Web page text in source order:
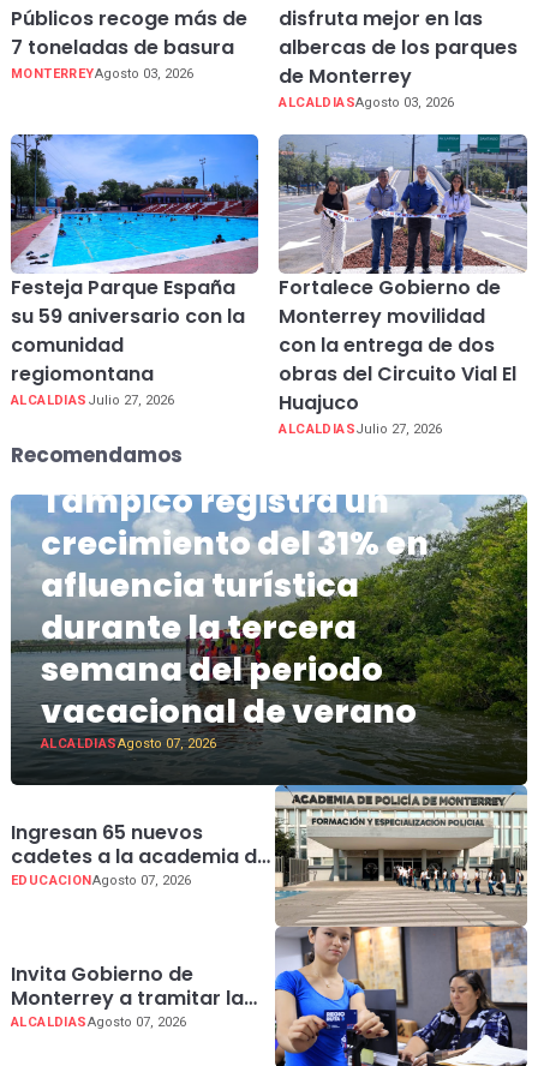
Públicos recoge más de
7 toneladas de basura
MONTERREYAgosto 03, 2026
disfruta mejor en las
albercas de los parques
de Monterrey
ALCALDIASAgosto 03, 2026
Festeja Parque España
su 59 aniversario con la
comunidad
regiomontana
ALCALDIAS Julio 27, 2026
Fortalece Gobierno de
Monterrey movilidad
con la entrega de dos
obras del Circuito Vial El
Huajuco
ALCALDIASJulio 27, 2026
Recomendamos
Tampico registra un
crecimiento del 31% en
afluencia turística
durante la tercera
semana del periodo
vacacional de verano
ALCALDIASAgosto 07, 2026
Ingresan 65 nuevos
cadetes a la academia de
policía de Monterrey
EDUCACIONAgosto 07, 2026
Invita Gobierno de
Monterrey a tramitar la
tarjeta de la Regio Ruta
ALCALDIASAgosto 07, 2026